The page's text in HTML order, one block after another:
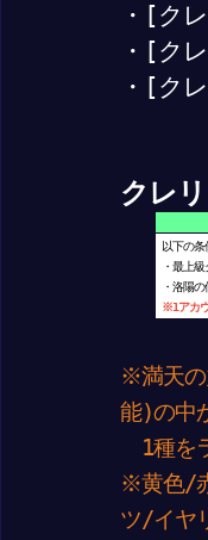
・[ク
・[ク
・[ク
クレ
以下の条
・最上級
・洛陽の
※1アカ
※満天の
能)の中
1種を
※黄色/
ツ/イヤ